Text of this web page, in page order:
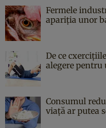
Fermele
apariția unor
De ce
alegere pentru
Consumul
viață ar putea